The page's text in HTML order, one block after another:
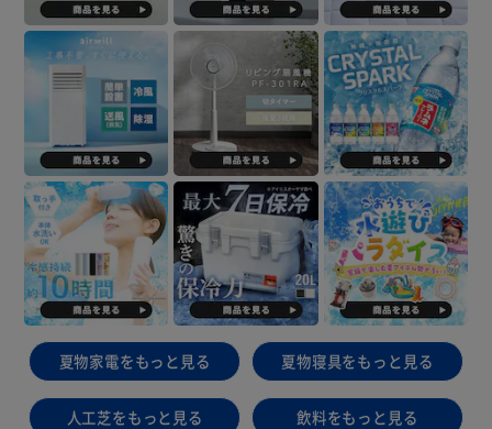
夏物家電をもっと見る 夏物寝具をもっと見る
人工芝をもっと見る 飲料をもっと見る